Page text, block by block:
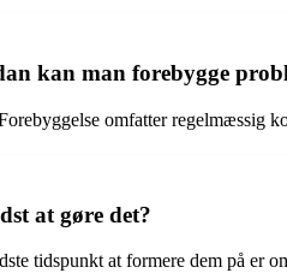
kan man forebygge
omfatter regelmæssig
at gøre det?
tidspunkt at formere dem på er